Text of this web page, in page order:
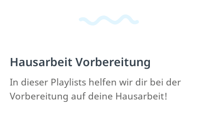
Hausarbeit Vorbereitung
In dieser Playlists helfen wir dir bei der
Vorbereitung auf deine Hausarbeit!